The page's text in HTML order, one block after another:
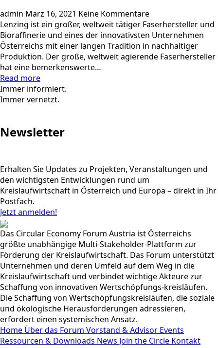
admin März 16, 2021 Keine Kommentare
Lenzing ist ein großer, weltweit tätiger Faserhersteller und
Bioraffinerie und eines der innovativsten Unternehmen
Österreichs mit einer langen Tradition in nachhaltiger
Produktion. Der große, weltweit agierende Faserhersteller
hat eine bemerkenswerte…
Read more
Immer informiert.
Immer vernetzt.
Newsletter
Erhalten Sie Updates zu Projekten, Veranstaltungen und
den wichtigsten Entwicklungen rund um
Kreislaufwirtschaft in Österreich und Europa – direkt in Ihr
Postfach.
Jetzt anmelden!
Das Circular Economy Forum Austria ist Österreichs
größte unabhängige Multi-Stakeholder-Plattform zur
Förderung der Kreislaufwirtschaft. Das Forum unterstützt
Unternehmen und deren Umfeld auf dem Weg in die
Kreislaufwirtschaft und verbindet wichtige Akteure zur
Schaffung von innovativen Wertschöpfungs-kreisläufen.
Die Schaffung von Wertschöpfungskreisläufen, die soziale
und ökologische Herausforderungen adressieren,
erfordert einen systemischen Ansatz.
Home Über das Forum Vorstand & Advisor Events
Ressourcen & Downloads News Join the Circle Kontakt